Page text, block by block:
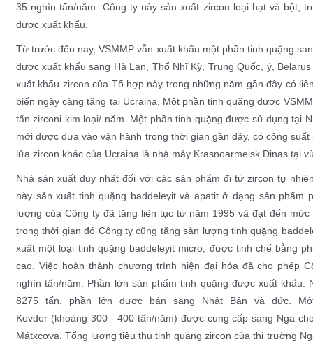
35 nghìn tấn/năm. Công ty này sản xuất zircon loại hạt và bột,
được xuất khẩu.
Từ trước đến nay, VSMMP vẫn xuất khẩu một phần tinh quặng
được xuất khẩu sang Hà Lan, Thổ Nhĩ Kỳ, Trung Quốc, ý,
xuất khẩu zircon của Tổ hợp này trong những năm gần đây có
biến ngày càng tăng tại Ucraina. Một phần tinh quặng được
tấn zirconi kim loại/ năm. Một phần tinh quặng được sử dụng tại
mới được đưa vào vận hành trong thời gian gần đây, có công
lửa zircon khác của Ucraina là nhà máy Krasnoarmeisk Dinas tại
Nhà sản xuất duy nhất đối với các sản phẩm đi từ zircon tự
này sản xuất tinh quặng baddeleyit và apatit ở dạng sản phẩm
lượng của Công ty đã tăng liên tục từ năm 1995 và đạt đến
trong thời gian đó Công ty cũng tăng sản lượng tinh quặng
xuất một loại tinh quặng baddeleyit micro, được tinh chế bằng
cao. Việc hoàn thành chương trình hiện đại hóa đã cho phép
nghìn tấn/năm. Phần lớn sản phẩm tinh quặng được xuất khẩu.
8275 tấn, phần lớn được bán sang Nhật Bản và đức.
Kovdor (khoảng 300 - 400 tấn/năm) được cung cấp sang Nga
Mátxcơva. Tổng lượng tiêu thụ tinh quặng zircon của thị trường